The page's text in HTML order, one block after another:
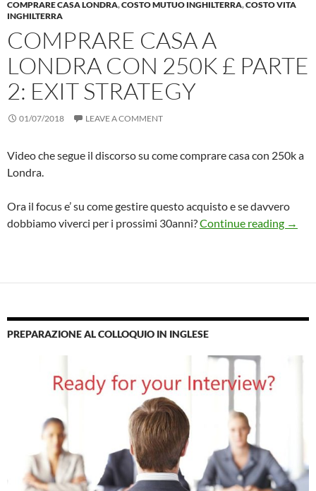
COMPRARE CASA LONDRA,COSTO MUTUO INGHILTERRA,COSTO VITA
INGHILTERRA
COMPRARE CASA A
LONDRA CON 250K £ PARTE
2: EXIT STRATEGY
01/07/2018 LEAVE A COMMENT
Video che segue il discorso su come comprare casa con 250k a
Londra.
Ora il focus e’ su come gestire questo acquisto e se davvero
dobbiamo viverci per i prossimi 30anni?Continue reading →
PREPARAZIONE AL COLLOQUIO IN INGLESE